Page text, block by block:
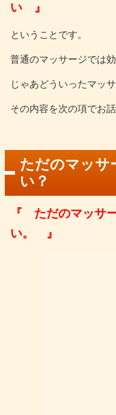
い 』
ということです。
普通のマッサージでは
じゃあどういったマッ
その内容を次の項でお
ただのマッサ
い？
『 ただのマッサ
い。 』